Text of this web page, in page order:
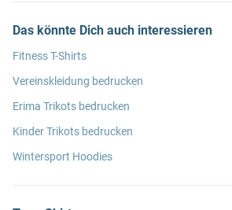
Das könnte Dich auch interessieren
Fitness T-Shirts
Vereinskleidung bedrucken
Erima Trikots bedrucken
Kinder Trikots bedrucken
Wintersport Hoodies